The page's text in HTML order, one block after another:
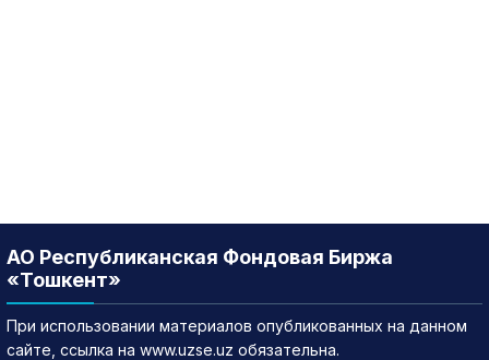
АО Республиканская Фондовая Биржа
«Тошкент»
При использовании материалов опубликованных на данном
сайте, ссылка на www.uzse.uz обязательна.